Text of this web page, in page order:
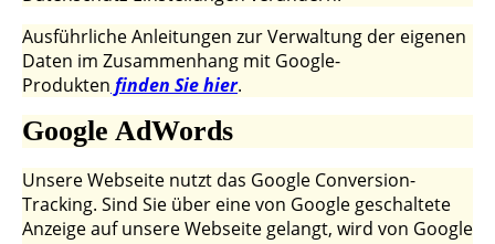
Ausführliche Anleitungen zur Verwaltung der eigenen
Daten im Zusammenhang mit Google-
Produkten finden Sie hier.
Google AdWords
Unsere Webseite nutzt das Google Conversion-
Tracking. Sind Sie über eine von Google geschaltete
Anzeige auf unsere Webseite gelangt, wird von Google